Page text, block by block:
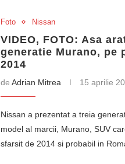
Foto Nissan
VIDEO, FOTO: Asa
generatie Murano, pe
2014
de Adrian Mitrea 15 aprilie
Nissan a prezentat a treia
model al marcii, Murano, SUV
sfarsit de 2014 si probabil in